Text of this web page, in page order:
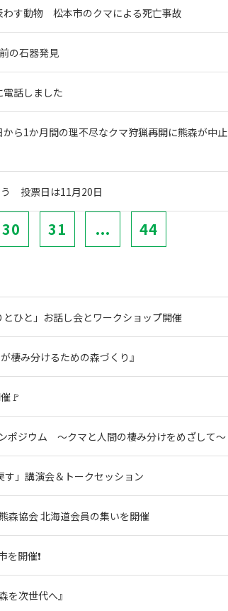
す動物 松本市のクマによる死亡事故
の石器発見
話しました
ら1か月間の理不尽なクマ狩猟再開に熊森が中止
う 投票日は11月20日
30 31 ... 44
ひと」お話し会とワークショップ開催
棲み分けるための森づくり』
🚩
ポジウム ～クマと人間の棲み分けをめざして～
す」講演会＆トークセッション
森協会 北海道会員の集いを開催
開催❗
を次世代へ』